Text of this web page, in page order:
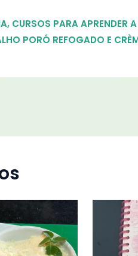
, CURSOS PARA APRENDER
PORÓ REFOGADO E